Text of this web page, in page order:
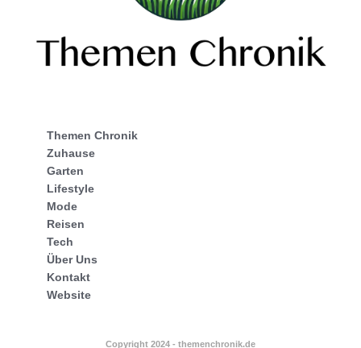
Themen Chronik
Zuhause
Garten
Lifestyle
Mode
Reisen
Tech
Über Uns
Kontakt
Website
Copyright 2024 - themenchronik.de